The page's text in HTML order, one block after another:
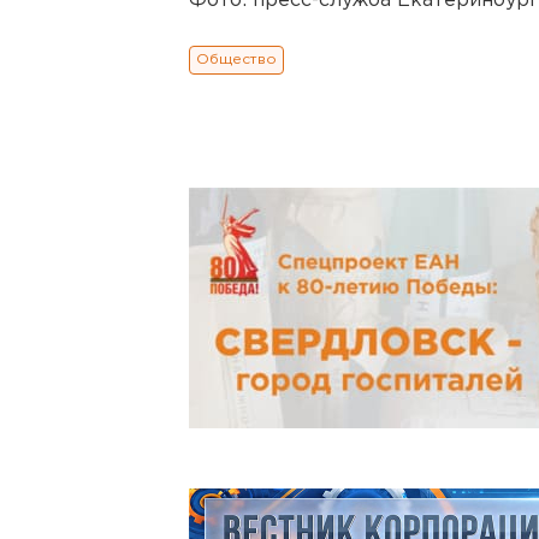
Общество